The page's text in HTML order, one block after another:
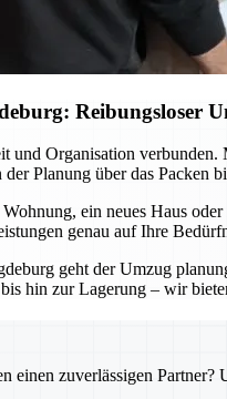
Reibungsloser
Organisation verbunden.
Planung über das Packen
ein neues Haus
genau auf Ihre
geht der Umzug
hin zur Lagerung – wir
einen zuverlässigen